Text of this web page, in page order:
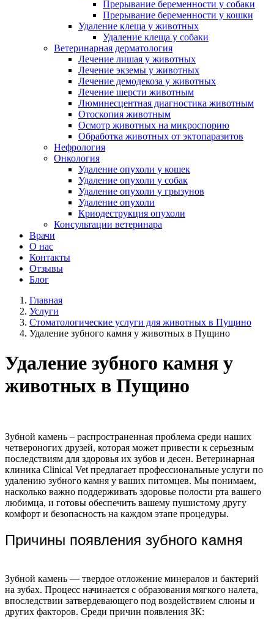
Прерывание беременности у собаки
Прерывание беременности у кошки
Удаление клеща у животных
Удаление клеща у собаки
Ветеринарная дерматология
Лечение лишая у животных
Лечение экземы у животных
Лечение демодекоза у животных
Лечение шерсти животным
Люминесцентная диагностика животным
Отоскопия животным
Осмотр животных на микроспорию
Обработка животных от эктопаразитов
Нефрология
Онкология
Удаление опухоли у кошек
Удаление опухоли у собак
Удаление опухоли у грызунов
Удаление опухоли
Криодеструкция опухоли
Консультации ветеринара
Врачи
О нас
Контакты
Отзывы
Блог
Главная
Услуги
Стоматологические услуги для животных в Пущино
Удаление зубного камня у животных в Пущино
Удаление зубного камня у
животных в Пущино
Зубной камень – распространенная проблема среди наших
четвероногих друзей, которая может привести к серьезным
последствиям для здоровья их зубов и десен. Ветеринарная
клиника Clinical Vet предлагает профессиональные услуги по
удалению зубного камня у ваших питомцев. Мы понимаем,
насколько важно поддерживать здоровье полости рта вашего
любимца, и готовы обеспечить вашему пушистому другу
комфорт и безопасность на каждом этапе процедуры.
Причины появления зубного камня
Зубной камень — твердое отложение минералов и бактерий
на зубах. Процесс начинается с образования мягкого налета,
впоследствии затвердевающего под воздействием слюны и
других факторов. Среди причин появления ЗК: